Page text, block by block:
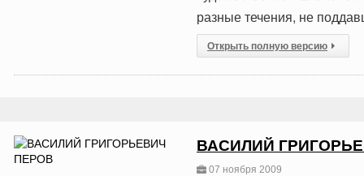
разные течения, не
Открыть полную версию
ВАСИЛИЙ
07 ноября 2009